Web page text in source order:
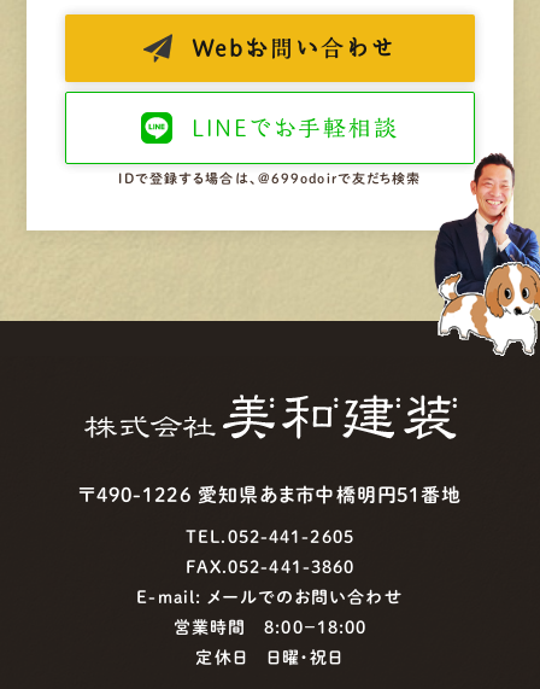
Web お問い合わせ
LINEで お手軽相談
IDで登録する場合は、@699odoirで友だち検索
〒490-1226 愛知県あま市中橋明円51番地
TEL.052-441-2605
FAX.052-441-3860
E-mail: メールでのお問い合わせ
営業時間 8:00−18:00
定休日 日曜・祝日